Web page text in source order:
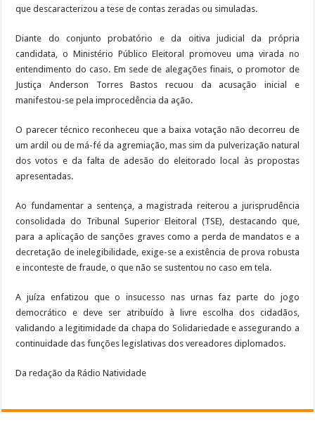
que descaracterizou a tese de contas zeradas ou simuladas.
Diante do conjunto probatório e da oitiva judicial da própria
candidata, o Ministério Público Eleitoral promoveu uma virada no
entendimento do caso. Em sede de alegações finais, o promotor de
Justiça Anderson Torres Bastos recuou da acusação inicial e
manifestou-se pela improcedência da ação.
O parecer técnico reconheceu que a baixa votação não decorreu de
um ardil ou de má-fé da agremiação, mas sim da pulverização natural
dos votos e da falta de adesão do eleitorado local às propostas
apresentadas.
Ao fundamentar a sentença, a magistrada reiterou a jurisprudência
consolidada do Tribunal Superior Eleitoral (TSE), destacando que,
para a aplicação de sanções graves como a perda de mandatos e a
decretação de inelegibilidade, exige-se a existência de prova robusta
e inconteste de fraude, o que não se sustentou no caso em tela.
A juíza enfatizou que o insucesso nas urnas faz parte do jogo
democrático e deve ser atribuído à livre escolha dos cidadãos,
validando a legitimidade da chapa do Solidariedade e assegurando a
continuidade das funções legislativas dos vereadores diplomados.
Da redação da Rádio Natividade